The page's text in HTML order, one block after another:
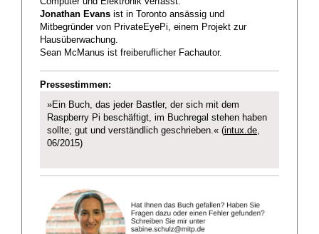
Jonathan Evans ist in Toronto ansässig und
Mitbegründer von PrivateEyePi, einem Projekt zur
Hausüberwachung.
Sean McManus ist freiberuflicher Fachautor.
Pressestimmen:
»Ein Buch, das jeder Bastler, der sich mit dem
Raspberry Pi beschäftigt, im Buchregal stehen haben
sollte; gut und verständlich geschrieben.« (intux.de,
06/2015)